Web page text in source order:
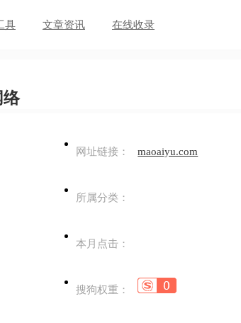
具 文章资讯 在线收录
网址链接： maoaiyu.com
所属分类：
本月点击：
搜狗权重：